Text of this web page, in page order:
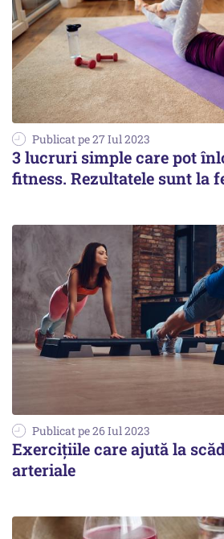
Publicat pe 27 Iul 2023
3 lucruri simple care pot
fitness. Rezultatele sunt la
Publicat pe 26 Iul 2023
Exercițiile care ajută la
arteriale